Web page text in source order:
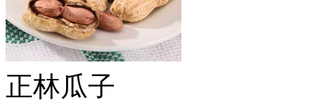
正林瓜子